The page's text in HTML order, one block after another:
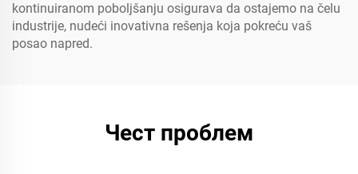
kontinuiranom poboljšanju osigurava da ostajemo na čelu
industrije, nudeći inovativna rešenja koja pokreću vaš
posao napred.
Чест проблем